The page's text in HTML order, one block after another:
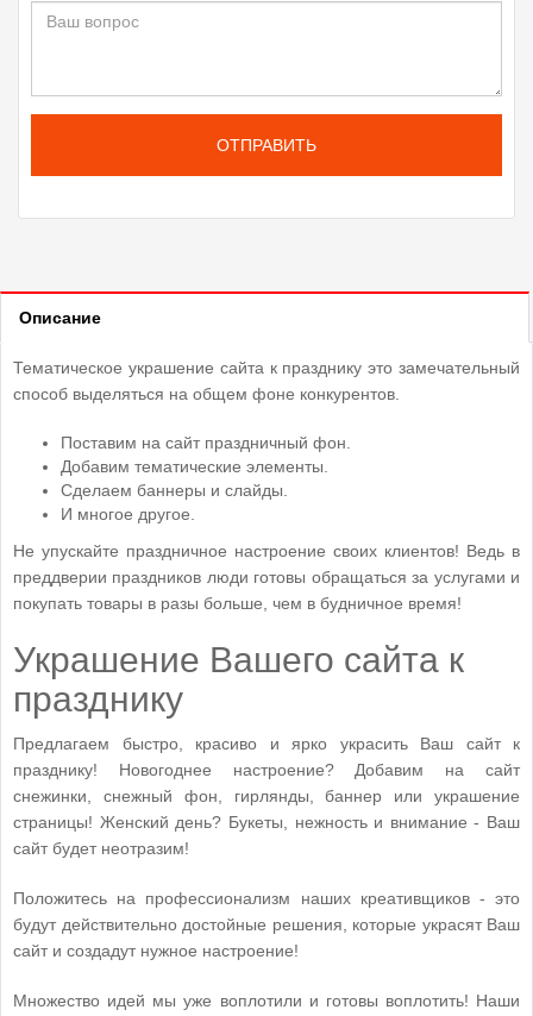
ОТПРАВИТЬ
Описание
Тематическое украшение сайта к празднику это замечательный
способ выделяться на общем фоне конкурентов.
Поставим на сайт праздничный фон.
Добавим тематические элементы.
Сделаем баннеры и слайды.
И многое другое.
Не упускайте праздничное настроение своих клиентов! Ведь в
преддверии праздников люди готовы обращаться за услугами и
покупать товары в разы больше, чем в будничное время!
Украшение Вашего сайта к
празднику
Предлагаем быстро, красиво и ярко украсить Ваш сайт к
празднику! Новогоднее настроение? Добавим на сайт
снежинки, снежный фон, гирлянды, баннер или украшение
страницы! Женский день? Букеты, нежность и внимание - Ваш
сайт будет неотразим!
Положитесь на профессионализм наших креативщиков - это
будут действительно достойные решения, которые украсят Ваш
сайт и создадут нужное настроение!
Множество идей мы уже воплотили и готовы воплотить! Наши